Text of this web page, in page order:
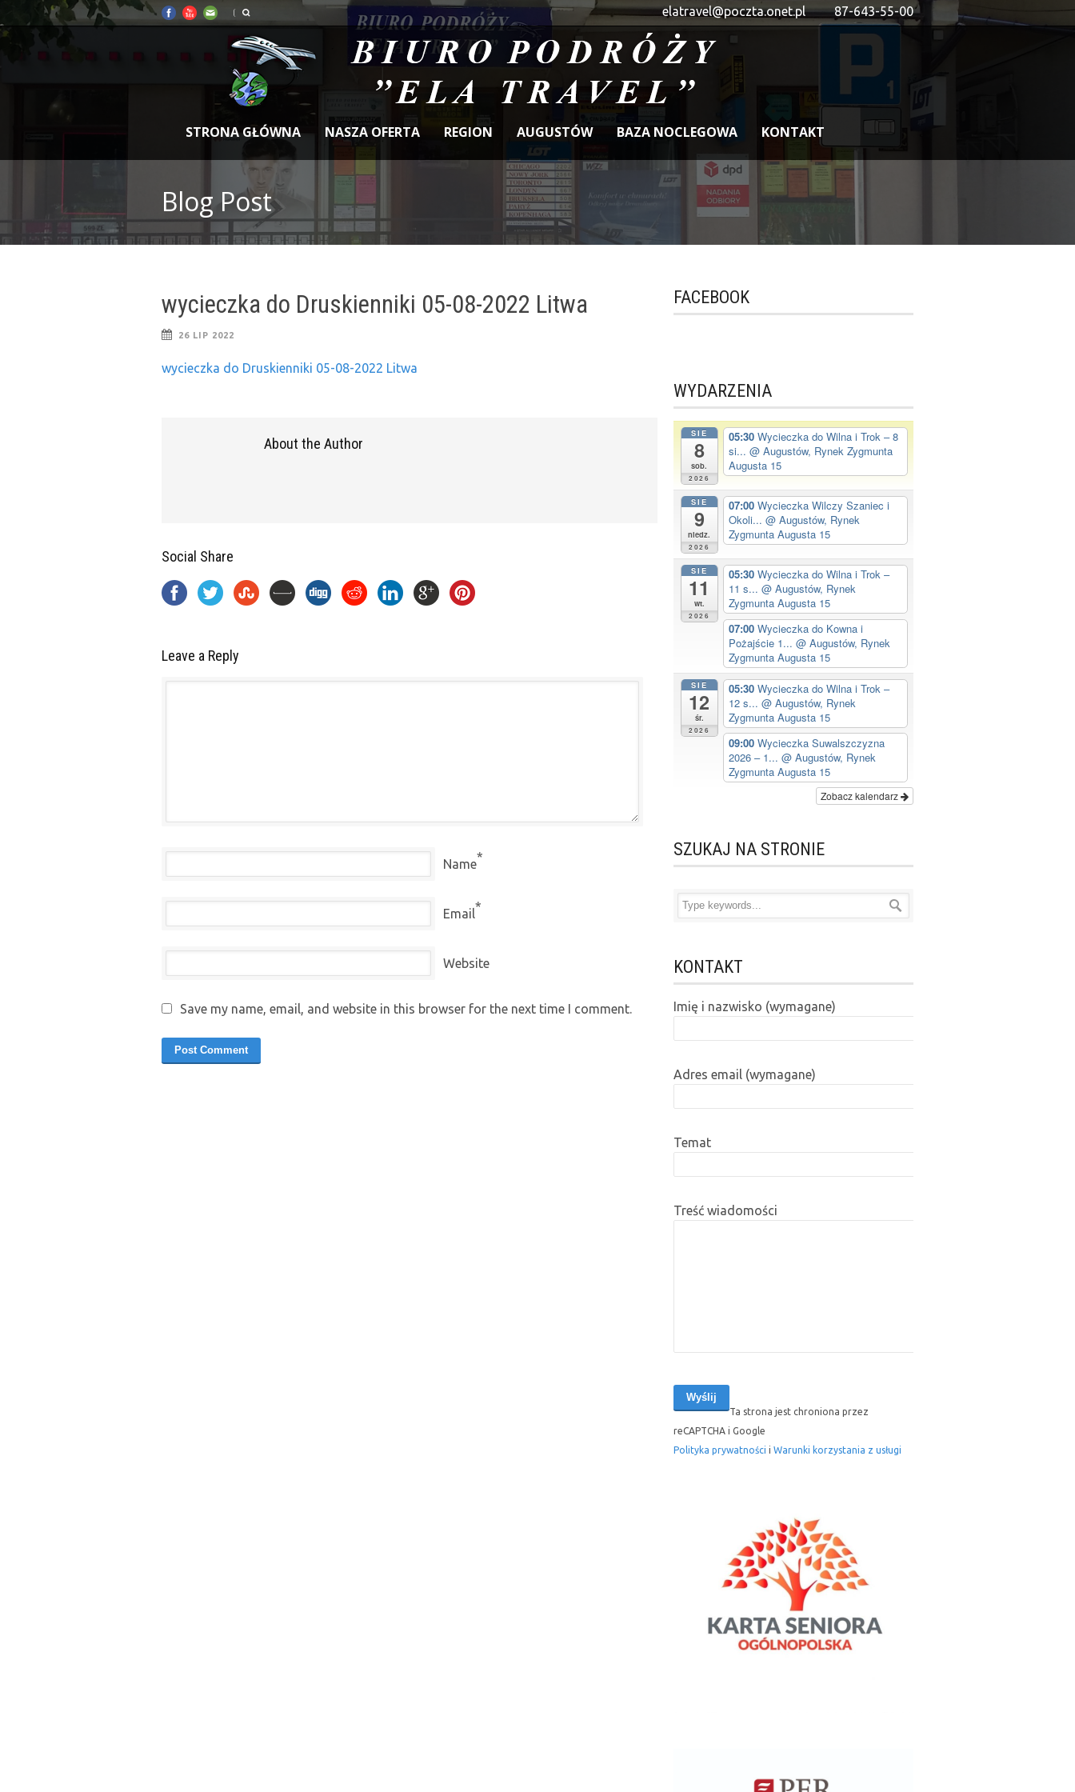
elatravel@poczta.onet.pl 87-643-55-00
STRONA GŁÓWNA NASZA OFERTA REGION AUGUSTÓW BAZA NOCLEGOWA KONTAKT
Blog Post
wycieczka do Druskienniki 05-08-2022 Litwa
26 LIP 2022
wycieczka do Druskienniki 05-08-2022 Litwa
About the Author
Social Share
Leave a Reply
Name*
Email*
Website
Save my name, email, and website in this browser for the next time I comment.
FACEBOOK
WYDARZENIA
SIE
8
sob.
2026
05:30 Wycieczka do Wilna i Trok – 8
si... @ Augustów, Rynek Zygmunta
Augusta 15
SIE
9
niedz.
2026
07:00 Wycieczka Wilczy Szaniec i
Okoli... @ Augustów, Rynek
Zygmunta Augusta 15
SIE
11
wt.
2026
05:30 Wycieczka do Wilna i Trok –
11 s... @ Augustów, Rynek
Zygmunta Augusta 15
07:00 Wycieczka do Kowna i
Pożajście 1... @ Augustów, Rynek
Zygmunta Augusta 15
SIE
12
śr.
2026
05:30 Wycieczka do Wilna i Trok –
12 s... @ Augustów, Rynek
Zygmunta Augusta 15
09:00 Wycieczka Suwalszczyzna
2026 – 1... @ Augustów, Rynek
Zygmunta Augusta 15
Zobacz kalendarz
SZUKAJ NA STRONIE
KONTAKT
Imię i nazwisko (wymagane)
Adres email (wymagane)
Temat
Treść wiadomości
Ta strona jest chroniona przez
reCAPTCHA i Google
Polityka prywatności i Warunki korzystania z usługi